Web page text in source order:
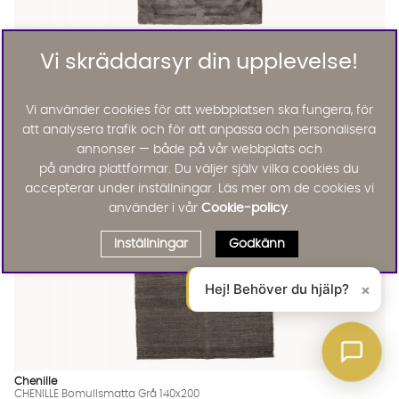
WILLE Matta 180x280 Antracit Finns även i dessa färger:
WILLE Matta 180x280 Antracit
WILLE Matta 180x280 Antracit
WILLE Matta 180x280 Antracit
WILLE Matta 180x280 Antracit
WILLE Matta 180x280 Antracit
1537 :- 2195 :-
50%
Chenille
CHENILLE Bomullsmatta Grå 140x200
Vi skräddarsyr din upplevelse!
Vi använder cookies för att webbplatsen ska fungera, för
att analysera trafik och för att anpassa och personalisera
annonser — både på vår webbplats och
på andra plattformar. Du väljer själv vilka cookies du
accepterar under inställningar. Läs mer om de cookies vi
använder i vår Cookie-policy.
Inställningar Godkänn
Hej! Behöver du hjälp? ×